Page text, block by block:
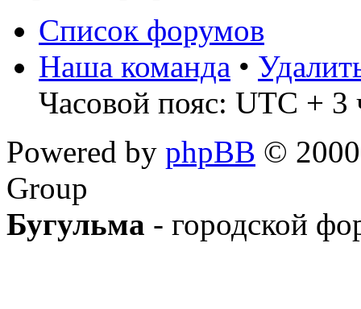
Список форумов
Наша команда •
Часовой пояс: UTC + 3
Powered by phpBB ©
Group
Бугульма - городской